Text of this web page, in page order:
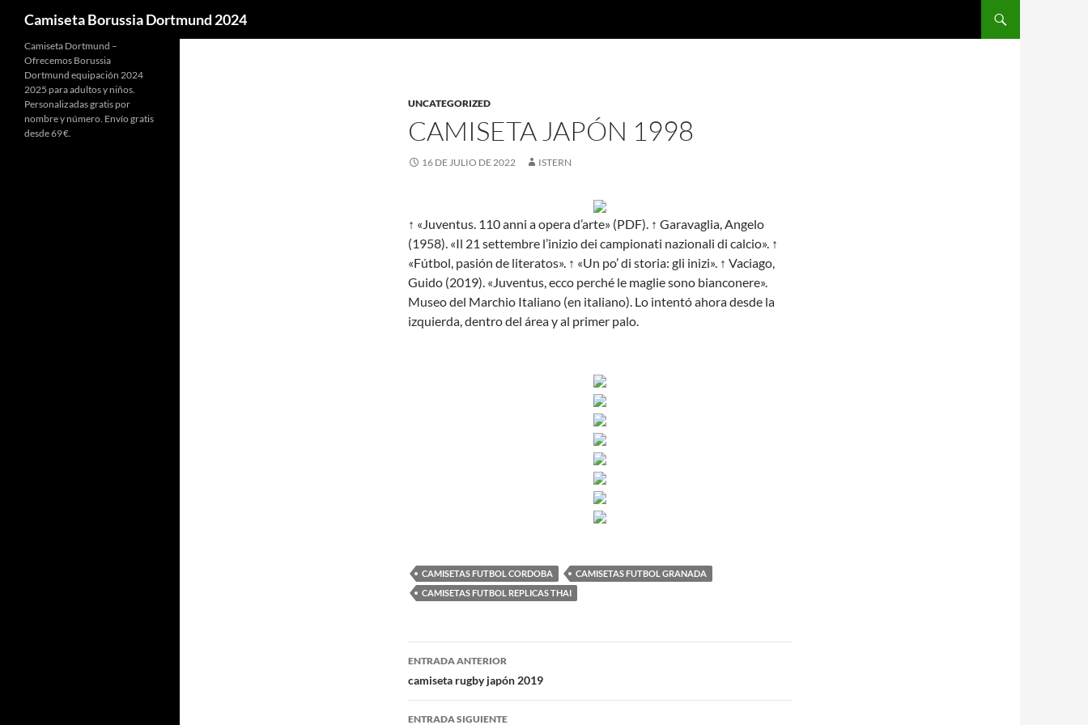
Camiseta Borussia Dortmund 2024
UNCATEGORIZED
CAMISETA JAPÓN 1998
16 DE JULIO DE 2022 ISTERN
↑ «Juventus. 110 anni a opera d’arte» (PDF). ↑ Garavaglia, Angelo
(1958). «Il 21 settembre l’inizio dei campionati nazionali di calcio». ↑
«Fútbol, pasión de literatos». ↑ «Un po’ di storia: gli inizi». ↑ Vaciago,
Guido (2019). «Juventus, ecco perché le maglie sono bianconere».
Museo del Marchio Italiano (en italiano). Lo intentó ahora desde la
izquierda, dentro del área y al primer palo.
CAMISETAS FUTBOL CORDOBA
CAMISETAS FUTBOL GRANADA
CAMISETAS FUTBOL REPLICAS THAI
Navegación
de
entradas
ENTRADA ANTERIOR
camiseta rugby japón 2019
ENTRADA SIGUIENTE
Camiseta Dortmund –
Ofrecemos Borussia
Dortmund equipación 2024
2025 para adultos y niños.
Personalizadas gratis por
nombre y número. Envío gratis
desde 69 €.